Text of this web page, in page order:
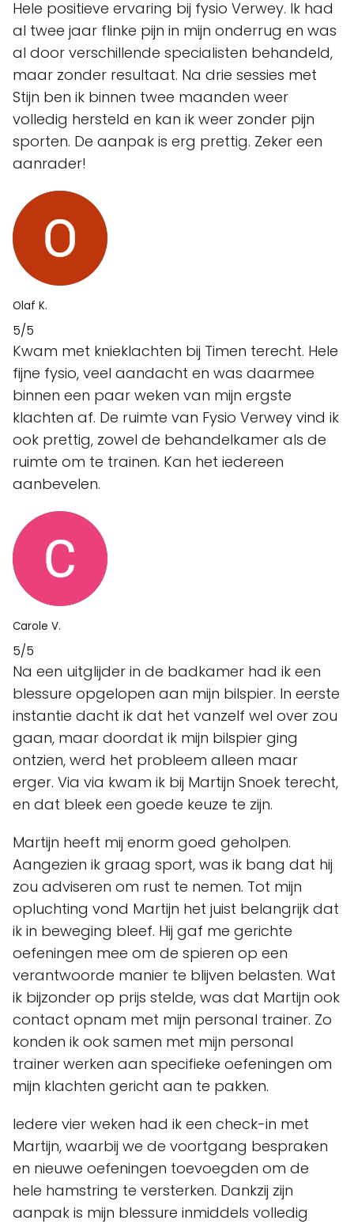
Hele positieve ervaring bij fysio Verwey. Ik had
al twee jaar flinke pijn in mijn onderrug en was
al door verschillende specialisten behandeld,
maar zonder resultaat. Na drie sessies met
Stijn ben ik binnen twee maanden weer
volledig hersteld en kan ik weer zonder pijn
sporten. De aanpak is erg prettig. Zeker een
aanrader!
Olaf K.
5/5
Kwam met knieklachten bij Timen terecht. Hele
fijne fysio, veel aandacht en was daarmee
binnen een paar weken van mijn ergste
klachten af. De ruimte van Fysio Verwey vind ik
ook prettig, zowel de behandelkamer als de
ruimte om te trainen. Kan het iedereen
aanbevelen.
Carole V.
5/5
Na een uitglijder in de badkamer had ik een
blessure opgelopen aan mijn bilspier. In eerste
instantie dacht ik dat het vanzelf wel over zou
gaan, maar doordat ik mijn bilspier ging
ontzien, werd het probleem alleen maar
erger. Via via kwam ik bij Martijn Snoek terecht,
en dat bleek een goede keuze te zijn.
Martijn heeft mij enorm goed geholpen.
Aangezien ik graag sport, was ik bang dat hij
zou adviseren om rust te nemen. Tot mijn
opluchting vond Martijn het juist belangrijk dat
ik in beweging bleef. Hij gaf me gerichte
oefeningen mee om de spieren op een
verantwoorde manier te blijven belasten. Wat
ik bijzonder op prijs stelde, was dat Martijn ook
contact opnam met mijn personal trainer. Zo
konden ik ook samen met mijn personal
trainer werken aan specifieke oefeningen om
mijn klachten gericht aan te pakken.
Iedere vier weken had ik een check-in met
Martijn, waarbij we de voortgang bespraken
en nieuwe oefeningen toevoegden om de
hele hamstring te versterken. Dankzij zijn
aanpak is mijn blessure inmiddels volledig